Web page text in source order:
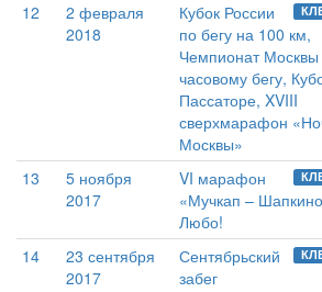
12
2 февраля
2018
Кубок России
по бегу на 100 км,
Чемпионат Москвы
часовому бегу,
Пассаторе, XVIII
сверхмарафон
Москвы»
13
5 ноября
2017
VI марафон
«Мучкап –
Любо!
14
23 сентября
2017
Сентябрьский
забег